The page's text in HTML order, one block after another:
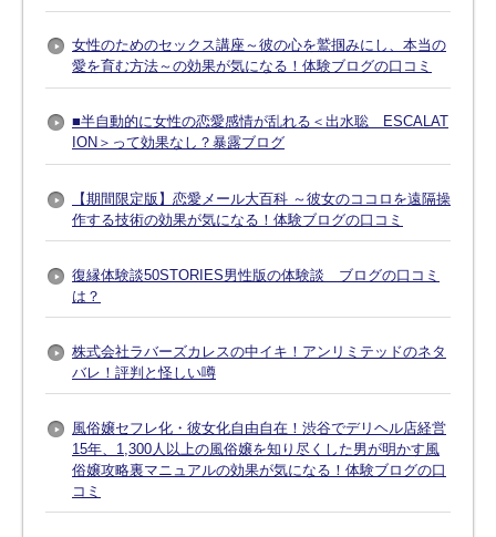
女性のためのセックス講座～彼の心を鷲掴みにし、本当の
愛を育む方法～の効果が気になる！体験ブログの口コミ
■半自動的に女性の恋愛感情が乱れる＜出水聡 ESCALAT
ION＞って効果なし？暴露ブログ
【期間限定版】恋愛メール大百科 ～彼女のココロを遠隔操
作する技術の効果が気になる！体験ブログの口コミ
復縁体験談50STORIES男性版の体験談 ブログの口コミ
は？
株式会社ラバーズカレスの中イキ！アンリミテッドのネタ
バレ！評判と怪しい噂
風俗嬢セフレ化・彼女化自由自在！渋谷でデリヘル店経営
15年、1,300人以上の風俗嬢を知り尽くした男が明かす風
俗嬢攻略裏マニュアルの効果が気になる！体験ブログの口
コミ